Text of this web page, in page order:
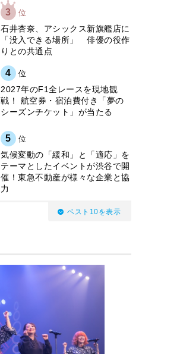
3 位
石井杏奈、アシックス新旗艦店に
「没入できる場所」 俳優の役作
りとの共通点
4 位
2027年のF1全レースを現地観
戦！ 航空券・宿泊費付き「夢の
シーズンチケット」が当たる
5 位
気候変動の「緩和」と「適応」を
テーマとしたイベントが渋谷で開
催！東急不動産が様々な企業と協
力
ベスト10を表示